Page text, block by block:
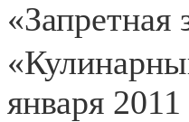
января 2011